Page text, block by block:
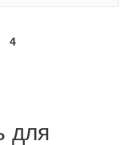
4
для